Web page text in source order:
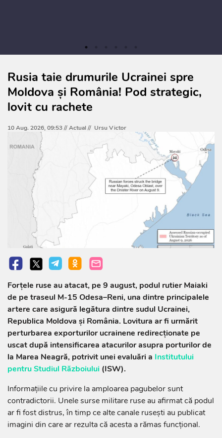
Rusia taie drumurile Ucrainei spre
Moldova și România! Pod strategic,
lovit cu rachete
10 Aug. 2026, 09:53 //Actual// Ursu Victor
Forțele ruse au atacat, pe 9 august, podul rutier Maiaki
de pe traseul M-15 Odesa–Reni, una dintre principalele
artere care asigură legătura dintre sudul Ucrainei,
Republica Moldova și România. Lovitura ar fi urmărit
perturbarea exporturilor ucrainene redirecționate pe
uscat după intensificarea atacurilor asupra porturilor de
la Marea Neagră, potrivit unei evaluări a Institutului
pentru Studiul Războiului (ISW).
Informațiile cu privire la amploarea pagubelor sunt
contradictorii. Unele surse militare ruse au afirmat că podul
ar fi fost distrus, în timp ce alte canale rusești au publicat
imagini din care ar rezulta că acesta a rămas funcțional.